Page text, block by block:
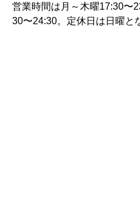
営業時間は月～木曜17:30〜
30〜24:30。定休日は日曜と